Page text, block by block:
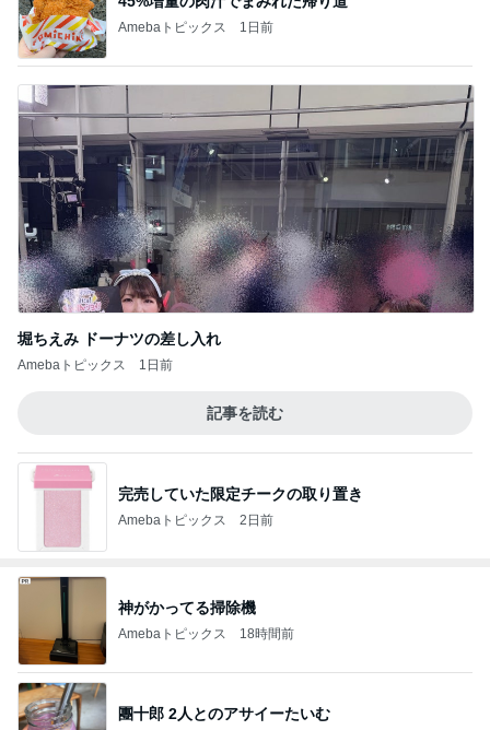
Amebaトピックス 1日前
堀ちえみ ドーナツの差し入れ
Amebaトピックス 1日前
記事を読む
完売していた限定チークの取り置き
Amebaトピックス 2日前
神がかってる掃除機
Amebaトピックス 18時間前
團十郎 2人とのアサイーたいむ